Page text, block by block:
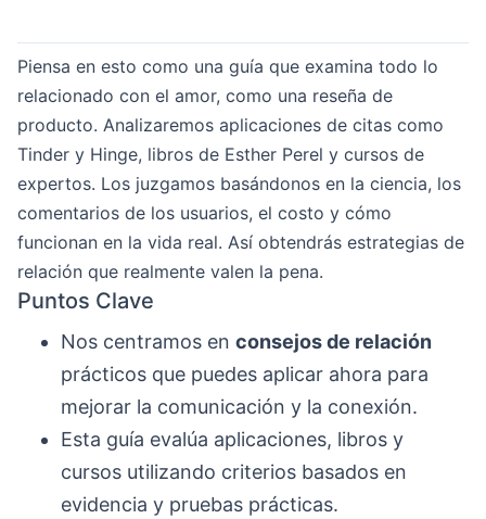
Piensa en esto como una guía que examina todo lo
relacionado con el amor, como una reseña de
producto. Analizaremos aplicaciones de citas como
Tinder y Hinge, libros de Esther Perel y cursos de
expertos. Los juzgamos basándonos en la ciencia, los
comentarios de los usuarios, el costo y cómo
funcionan en la vida real. Así obtendrás estrategias de
relación que realmente valen la pena.
Puntos Clave
Nos centramos en consejos de relación
prácticos que puedes aplicar ahora para
mejorar la comunicación y la conexión.
Esta guía evalúa aplicaciones, libros y
cursos utilizando criterios basados en
evidencia y pruebas prácticas.